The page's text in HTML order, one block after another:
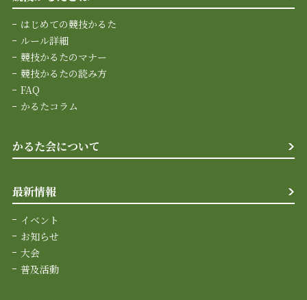
はじめての競技かるた
ルール詳細
競技かるたのマナー
競技かるたの読み方
FAQ
かるたコラム
かるた会について
最新情報
イベント
お知らせ
大会
普及活動